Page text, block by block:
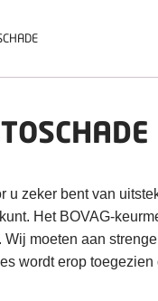
u zeker bent van
Het BOVAG-
moeten aan
wordt erop toegezien